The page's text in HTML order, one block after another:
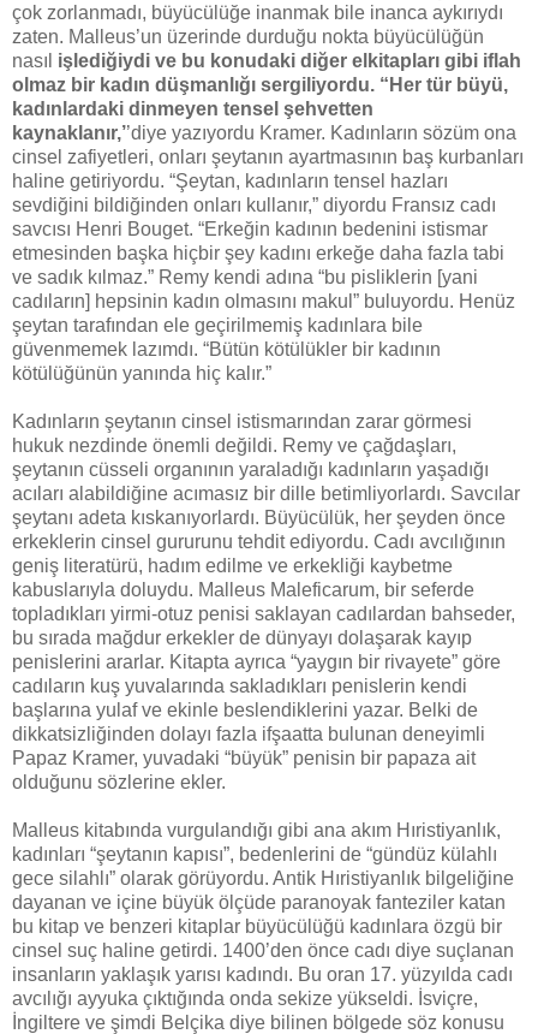
çok zorlanmadı, büyücülüğe inanmak bile inanca aykırıydı
zaten. Malleus’un üzerinde durduğu nokta büyücülüğün
nasıl işlediğiydi ve bu konudaki diğer elkitapları gibi iflah
olmaz bir kadın düşmanlığı sergiliyordu. “Her tür büyü,
kadınlardaki dinmeyen tensel şehvetten
kaynaklanır,’’diye yazıyordu Kramer. Kadınların sözüm ona
cinsel zafiyetleri, onları şeytanın ayartmasının baş kurbanları
haline getiriyordu. “Şeytan, kadınların tensel hazları
sevdiğini bildiğinden onları kullanır,” diyordu Fransız cadı
savcısı Henri Bouget. “Erkeğin kadının bedenini istismar
etmesinden başka hiçbir şey kadını erkeğe daha fazla tabi
ve sadık kılmaz.” Remy kendi adına “bu pisliklerin [yani
cadıların] hepsinin kadın olmasını makul” buluyordu. Henüz
şeytan tarafından ele geçirilmemiş kadınlara bile
güvenmemek lazımdı. “Bütün kötülükler bir kadının
kötülüğünün yanında hiç kalır.”
Kadınların şeytanın cinsel istismarından zarar görmesi
hukuk nezdinde önemli değildi. Remy ve çağdaşları,
şeytanın cüsseli organının yaraladığı kadınların yaşadığı
acıları alabildiğine acımasız bir dille betimliyorlardı. Savcılar
şeytanı adeta kıskanıyorlardı. Büyücülük, her şeyden önce
erkeklerin cinsel gururunu tehdit ediyordu. Cadı avcılığının
geniş literatürü, hadım edilme ve erkekliği kaybetme
kabuslarıyla doluydu. Malleus Maleficarum, bir seferde
topladıkları yirmi-otuz penisi saklayan cadılardan bahseder,
bu sırada mağdur erkekler de dünyayı dolaşarak kayıp
penislerini ararlar. Kitapta ayrıca “yaygın bir rivayete” göre
cadıların kuş yuvalarında sakladıkları penislerin kendi
başlarına yulaf ve ekinle beslendiklerini yazar. Belki de
dikkatsizliğinden dolayı fazla ifşaatta bulunan deneyimli
Papaz Kramer, yuvadaki “büyük” penisin bir papaza ait
olduğunu sözlerine ekler.
Malleus kitabında vurgulandığı gibi ana akım Hıristiyanlık,
kadınları “şeytanın kapısı”, bedenlerini de “gündüz külahlı
gece silahlı” olarak görüyordu. Antik Hıristiyanlık bilgeliğine
dayanan ve içine büyük ölçüde paranoyak fanteziler katan
bu kitap ve benzeri kitaplar büyücülüğü kadınlara özgü bir
cinsel suç haline getirdi. 1400’den önce cadı diye suçlanan
insanların yaklaşık yarısı kadındı. Bu oran 17. yüzyılda cadı
avcılığı ayyuka çıktığında onda sekize yükseldi. İsviçre,
İngiltere ve şimdi Belçika diye bilinen bölgede söz konusu